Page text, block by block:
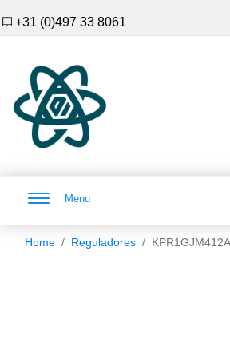
+31 (0)497 33 8061
Menu
Home Reguladores